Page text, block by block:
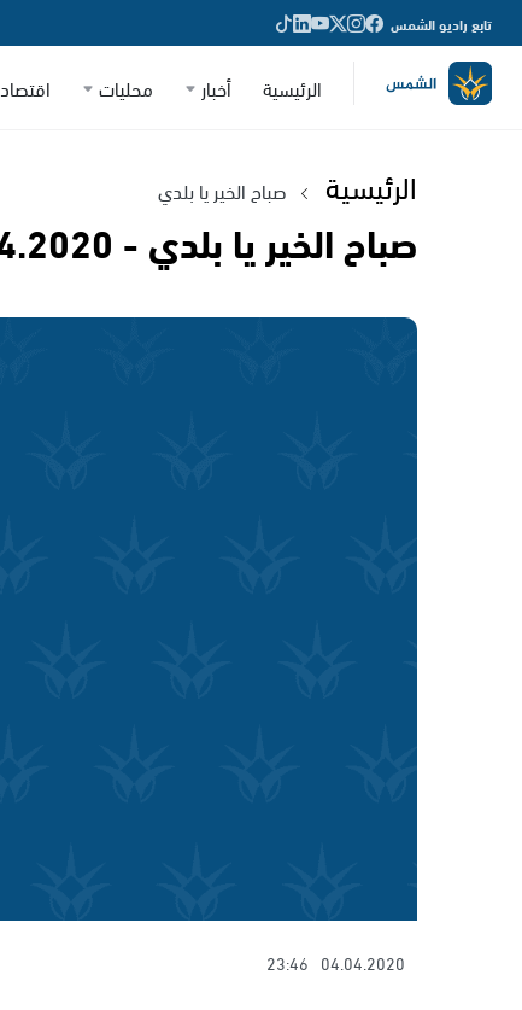
تابع راديو الشمس
الرئيسية أخبار محليات اقتصاد
الرئيسية صباح الخير يا بلدي
صباح الخير يا بلدي - 04.04.2020
04.04.2020
23:46